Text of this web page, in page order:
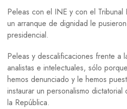
Peleas con el INE y con el
un arranque de dignidad le
presidencial.
Peleas y descalificaciones frente a
analistas e intelectuales, sólo
hemos denunciado y le hemos
instaurar un personalismo
la República.